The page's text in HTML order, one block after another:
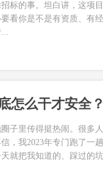
标的事。坦白讲，这项
看你是不是有资质、有
怎么干才安全？
子里传得挺热闹。很多
，我2023年专门跑了一
就把我知道的、踩过的坑